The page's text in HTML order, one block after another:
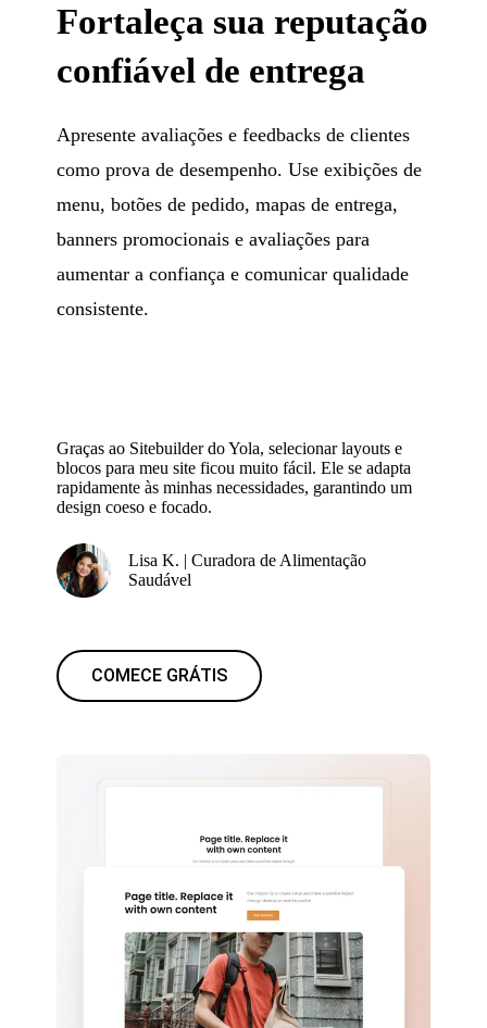
Fortaleça sua reputação
confiável de entrega
Apresente avaliações e feedbacks de clientes
como prova de desempenho. Use exibições de
menu, botões de pedido, mapas de entrega,
banners promocionais e avaliações para
aumentar a confiança e comunicar qualidade
consistente.
Graças ao Sitebuilder do Yola, selecionar layouts e
blocos para meu site ficou muito fácil. Ele se adapta
rapidamente às minhas necessidades, garantindo um
design coeso e focado.
Lisa K. | Curadora de Alimentação
Saudável
COMECE GRÁTIS